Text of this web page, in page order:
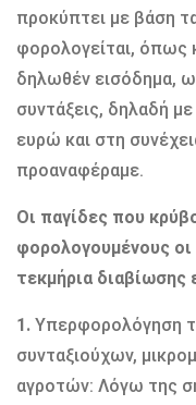
προκύπτει με βάση
φορολογείται, όπως
δηλωθέν εισόδημα,
συντάξεις, δηλαδή
ευρώ και στη
προαναφέραμε.
Οι παγίδες που
φορολογουμένους
τεκμήρια διαβίωσης
1. Υπερφορολόγηση
συνταξιούχων,
αγροτών: Λόγω της